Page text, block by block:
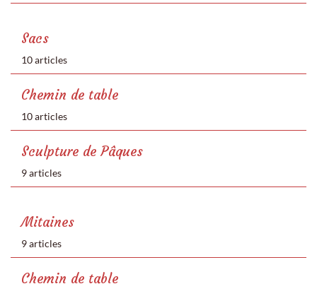
Sacs
10 articles
Chemin de table
10 articles
Sculpture de Pâques
9 articles
Mitaines
9 articles
Chemin de table